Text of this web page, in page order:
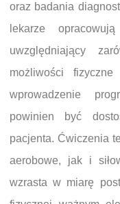
oraz badania
lekarze
uwzględniający
możliwości
wprowadzenie
powinien być
pacjenta. Ćwiczenia
aerobowe, jak i
wzrasta w miarę